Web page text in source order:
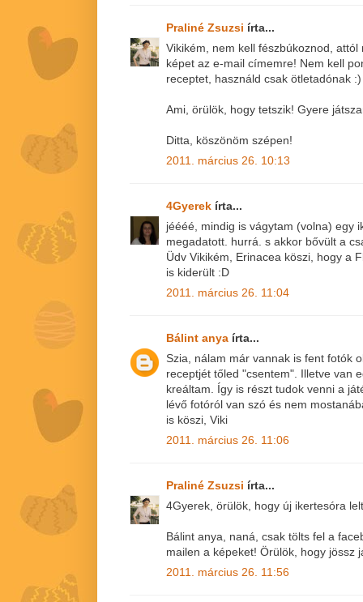
Praliné Zsuzsi írta...
Vikikém, nem kell fészbúkoznod,
képet az e-mail címemre! Nem kell
receptet, használd csak ötletadónak :)
Ami, örülök, hogy tetszik! Gyere
Ditta, köszönöm szépen!
2011. március 26. 10:13
4Gyerek írta...
jéééé, mindig is vágytam (volna) egy
megadatott. hurrá. s akkor bővült a
Üdv Vikikém, Erinacea köszi, hogy a
is kiderült :D
2011. március 26. 11:04
Bálint anya írta...
Szia, nálam már vannak is fent fotók
receptjét tőled "csentem". Illetve van
kreáltam. Így is részt tudok venni a
lévő fotóról van szó és nem
is köszi, Viki
2011. március 26. 11:06
Praliné Zsuzsi írta...
4Gyerek, örülök, hogy új ikertesóra
Bálint anya, naná, csak tölts fel a
mailen a képeket! Örülök, hogy jössz
2011. március 26. 11:56